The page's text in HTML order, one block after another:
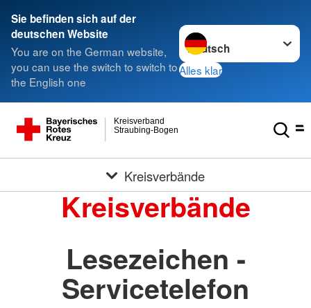
Sie befinden sich auf der
deutschen Website
You are on the German website,
you can use the switch to switch to
the English one
Sprache wechseln zu
Alles klar
Straubing-Bogen
Kreisverband
Kreisverbände
Kreisverbände
Lesezeichen -
Servicetelefon